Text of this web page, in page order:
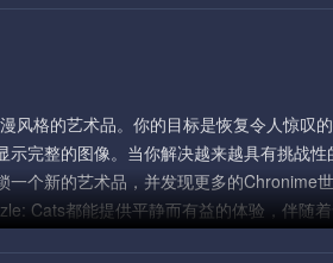
风格的艺术品。你的目标是恢复令人惊叹
完整的图像。当你解决越来越具有挑战性
一个新的艺术品，并发现更多的Chronime世
Cats都能提供平静而有益的体验，伴随